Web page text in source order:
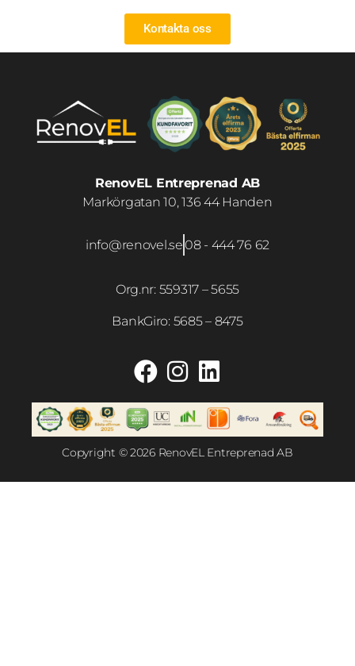
Kontakta oss
RenovEL Entreprenad AB
Markörgatan 10, 136 44 Handen
info@renovel.se 08 - 444 76 62
Org.nr: 559317 – 5655
BankGiro: 5685 – 8475
Copyright © 2026 RenovEL Entreprenad AB